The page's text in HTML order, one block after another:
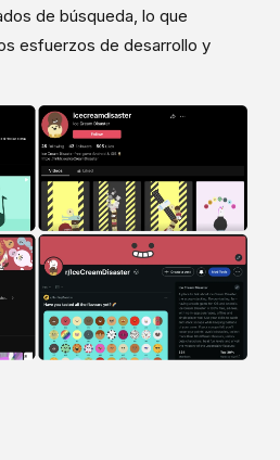
de búsqueda, lo que
esfuerzos de desarrollo y